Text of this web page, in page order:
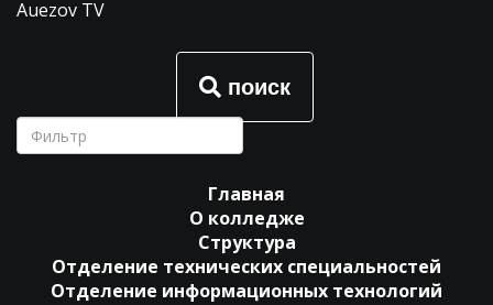
Auezov TV
поиск
Главная
О колледже
Структура
Отделение технических специальностей
Отделение информационных технологий